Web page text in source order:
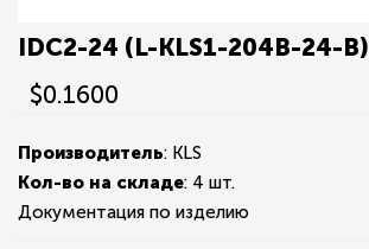
IDC2-24 (L-KLS1-204B-24-B)
$0.1600
Производитель: KLS
Кол-во на складе: 4 шт.
Документация по изделию